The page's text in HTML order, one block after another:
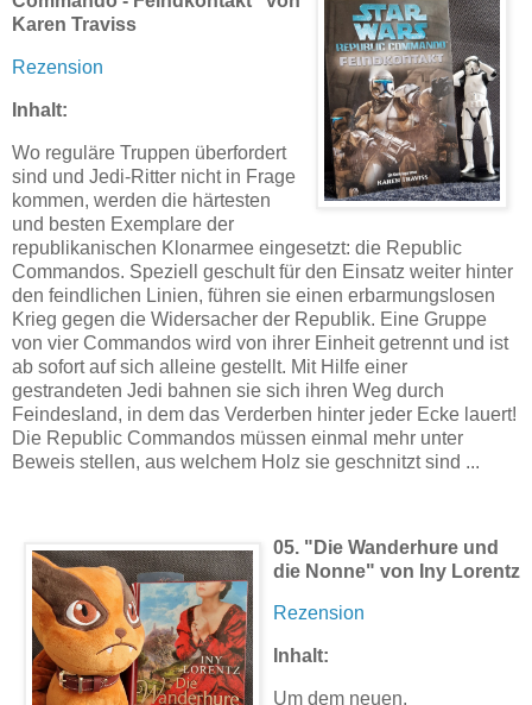
Karen Traviss
Rezension
Inhalt:
Wo reguläre Truppen überfordert
sind und Jedi-Ritter nicht in Frage
kommen, werden die härtesten
und besten Exemplare der
republikanischen Klonarmee eingesetzt: die Republic
Commandos. Speziell geschult für den Einsatz weiter hinter
den feindlichen Linien, führen sie einen erbarmungslosen
Krieg gegen die Widersacher der Republik. Eine Gruppe
von vier Commandos wird von ihrer Einheit getrennt und ist
ab sofort auf sich alleine gestellt. Mit Hilfe einer
gestrandeten Jedi bahnen sie sich ihren Weg durch
Feindesland, in dem das Verderben hinter jeder Ecke lauert!
Die Republic Commandos müssen einmal mehr unter
Beweis stellen, aus welchem Holz sie geschnitzt sind ...
05. "Die Wanderhure und
die Nonne" von Iny Lorentz
Rezension
Inhalt:
Um dem neuen,